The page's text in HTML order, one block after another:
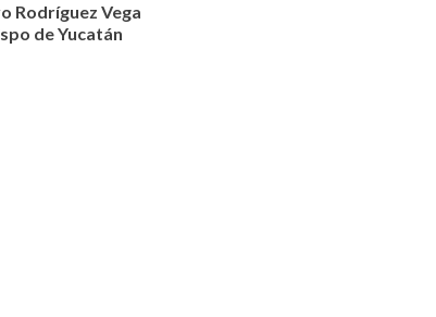
Rodríguez Vega
de Yucatán